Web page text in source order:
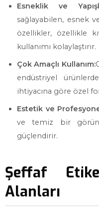
Esneklik ve
sağlayabilen, esnek
özellikler, özellikle
kullanımı kolaylaştırır.
Çok Amaçlı Kullanım:
endüstriyel
ihtiyacına göre özel
Estetik ve
ve temiz bir
güçlendirir.
Şeffaf
Alanları